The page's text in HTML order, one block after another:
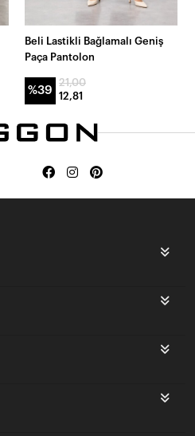
Beli Lastikli Bağlamalı Geniş
Paça Pantolon
%39
21,00
12,81